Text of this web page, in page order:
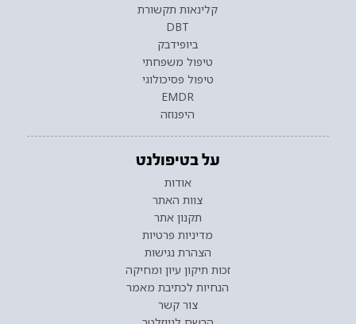
קלינאות תקשורת
DBT
ביופידבק
טיפול משפחתי
טיפול פסיכולוגי
EMDR
היפנוזה
על בטיפולנט
אודות
צוות האתר
תקנון אתר
מדיניות פרטיות
הצהרת נגישות
זכות תיקון עיון ומחיקה
הנחיות לכתיבת מאמר
צור קשר